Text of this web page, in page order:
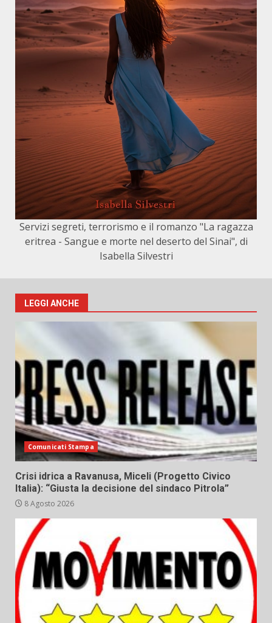
Servizi segreti, terrorismo e il romanzo "La ragazza
eritrea - Sangue e morte nel deserto del Sinai", di
Isabella Silvestri
LEGGI ANCHE
Comunicati Stampa
Crisi idrica a Ravanusa, Miceli (Progetto Civico
Italia): “Giusta la decisione del sindaco Pitrola”
8 Agosto 2026